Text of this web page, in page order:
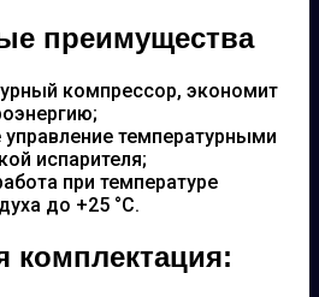
преимущества
компрессор, экономит
температурными
испарителя;
при температуре
до +25 °С.
комплектация: